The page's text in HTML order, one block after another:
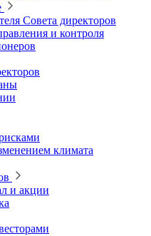
Совета директоров
и контроля
климата
и акции